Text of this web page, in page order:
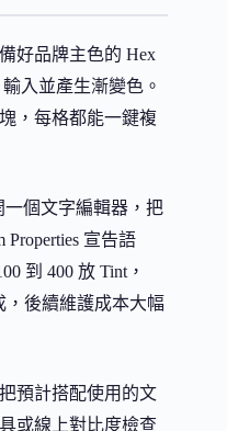
好品牌主色的 Hex
輸入並產生漸變色。
，每格都能一鍵複
一個文字編輯器，把
Properties 宣告語
到 400 放 Tint，
，後續維護成本大幅
把預計搭配使用的文
或線上對比度檢查